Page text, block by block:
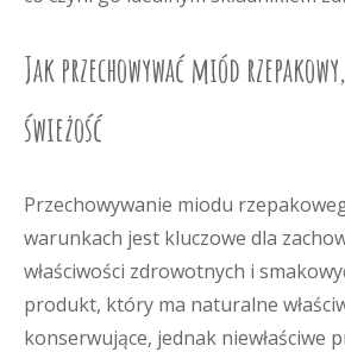
Jak przechowywać miód
świeżość
Przechowywanie miodu
warunkach jest kluczowe dla
właściwości zdrowotnych i
produkt, który ma naturalne
konserwujące, jednak niewłaściwe